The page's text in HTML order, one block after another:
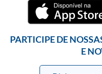
PARTICIPE DE
E